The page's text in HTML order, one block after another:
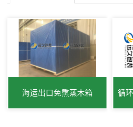
海运出口免熏蒸木箱